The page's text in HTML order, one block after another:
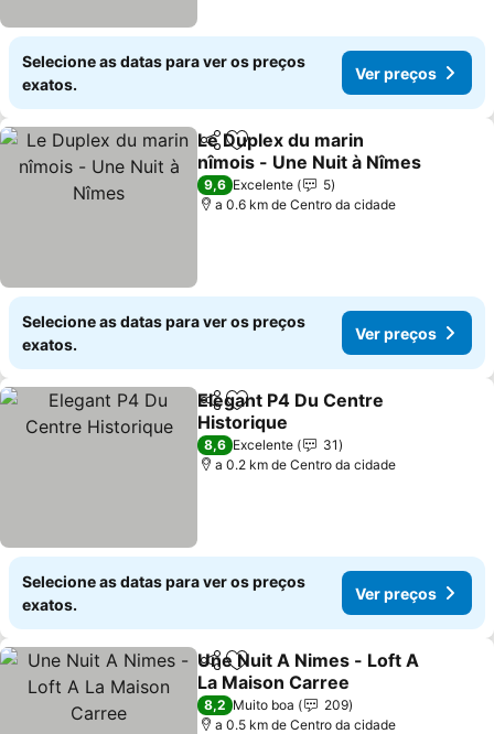
Selecione as datas para ver os preços
exatos.
Ver preços
PartilharAdicionar aos favoritos
Le Duplex du marin
nîmois - Une Nuit à Nîmes
9,6 Excelente
5
a 0.6 km de Centro da cidade
Selecione as datas para ver os preços
exatos.
Ver preços
PartilharAdicionar aos favoritos
Elegant P4 Du Centre
Historique
8,6 Excelente
31
a 0.2 km de Centro da cidade
Selecione as datas para ver os preços
exatos.
Ver preços
PartilharAdicionar aos favoritos
Une Nuit A Nimes - Loft A
La Maison Carree
8,2 Muito boa
209
a 0.5 km de Centro da cidade